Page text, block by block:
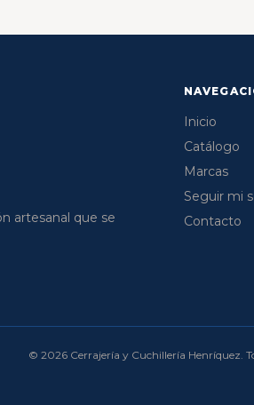
artesanal que se
Inicio
Catálogo
Marcas
Seguir mi
Contacto
© 2026 Cerrajería y Cuchillería Henríquez.